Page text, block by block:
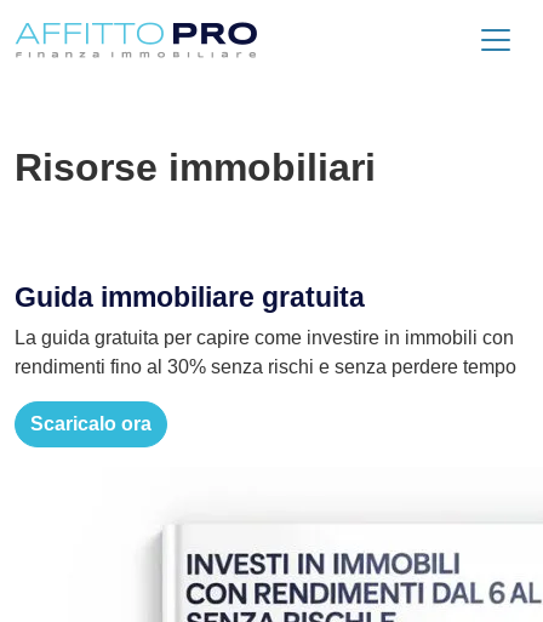
Risorse immobiliari
Guida immobiliare gratuita
La guida gratuita per capire come investire in immobili con
rendimenti fino al 30% senza rischi e senza perdere tempo
Scaricalo ora